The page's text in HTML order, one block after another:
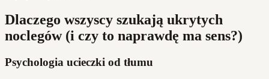
Dlaczego wszyscy szukają ukrytych
noclegów (i czy to naprawdę ma sens?)
Psychologia ucieczki od tłumu